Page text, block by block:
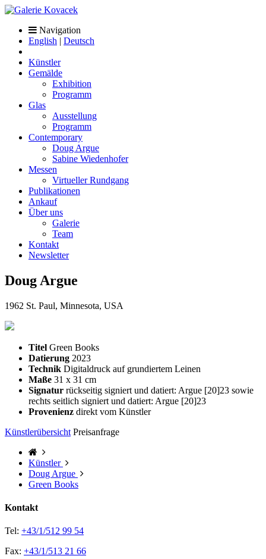
Navigation
English | Deutsch
Künstler
Gemälde
Exhibition
Programm
Glas
Ausstellung
Programm
Contemporary
Doug Argue
Sabine Wiedenhofer
Messen
Virtueller Rundgang
Publikationen
Ankauf
Über uns
Galerie
Team
Kontakt
Newsletter
Doug Argue
1962 St. Paul, Minnesota, USA
Titel Green Books
Datierung 2023
Technik Digitaldruck auf grundiertem Leinen
Maße 31 x 31 cm
Signatur rückseitig signiert und datiert: Argue [20]23 sowie
rechts seitlich signiert und datiert: Argue [20]23
Provenienz direkt vom Künstler
Künstlerübersicht Preisanfrage
Künstler
Doug Argue
Green Books
Kontakt
Tel: +43/1/512 99 54
Fax: +43/1/513 21 66